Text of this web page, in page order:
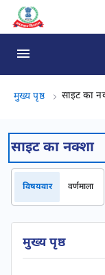
साइट का नक्शा पृष्ठ लोड हो
मुख्य पृष्ठ साइट का
साइट का नक्शा
विषयवार वर्णमाला
मुख्य पृष्ठ